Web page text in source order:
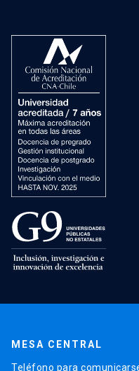
MESA CENTRAL
Teléfono para